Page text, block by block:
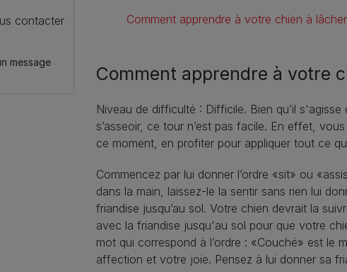
contacter
message
Comment apprendre à votre chien à
Comment apprendre à votre
Niveau de difficulté : Difficile. Bien qu’il
s’asseoir, ce tour n’est pas facile. En effet,
ce moment, en profiter pour appliquer tout ce
Commencez par lui donner l’ordre «sit» ou
dans la main, laissez-le la sentir sans rien lui
friandise jusqu’au sol. Votre chien devrait la
avec la friandise jusqu'au sol pour que votre
mot qui correspond à l’ordre : «Couché» est le
affection et votre joie. Pensez à lui donner sa